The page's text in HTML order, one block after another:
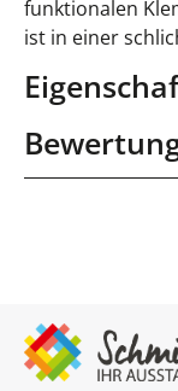
funktionalen
ist in einer